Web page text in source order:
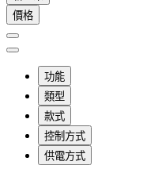
價格
功能
類型
款式
控制方式
供電方式